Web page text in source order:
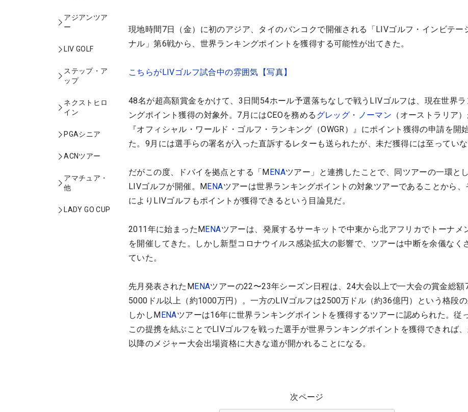
アジアンツア
ー
LIV GOLF
ステップ・ア
ップ
ネクストヒロ
イン
PGAシニア
ACNツアー
アマチュア・
他
LADY GO CUP
現地時間7日（金）に初のアジア、タイのバンコクで開催される「LIVゴルフ・インビテー
ナル」第6戦から、世界ランキングポイントを獲得する可能性が出てきた。
こちらがLIVゴルフ試合中の雰囲気【写真】
48名が超高額賞金をかけて、3日間54ホール予選落ちなしで戦うLIVゴルフは、現在世界ラ
ングポイント獲得の対象外。7月にはCEOを務める グレッグ・ノーマン （オーストラリア）
『オフィシャル・ワールド・ゴルフ・ランキング（OWGR）』にポイント獲得の申請を開
た。9月には選手らの署名が入った直訴するレターも送られたが、未だ獲得には至っていな
だがこの度、ドバイを拠点とする「M ENAツアー」と連携したことで、同ツアーの一環と
LIVゴルフが開催。M ENAツアーは世界ランキングポイントの対象ツアーであることから、
によりLIVゴルフもポイントが獲得できるという目論見だ。
2011年に始まったM ENAツアーは、発展するサーキットで中東から北アフリカでトーナメ
を開催してきた。しかし新型コロナウイルス感染拡大の影響で、ツアーは中断を余儀なく
ていた。
先月発表されたM ENAツアーの22〜23年シーズン日程は、24大会以上で一大会の賞金総額
5000ドル以上（約1000万円）。一方のLIVゴルフは2500万ドル（約36億円）という格段の
しかしM ENAツアーは16年に世界ランキングポイントを獲得するツアーに認められた。従
この提携を結ぶことでLIVゴルフを戦った選手が世界ランキングポイントを獲得できれば
以降のメジャー大会出場資格に大きな道が開かれることになる。
次ページ